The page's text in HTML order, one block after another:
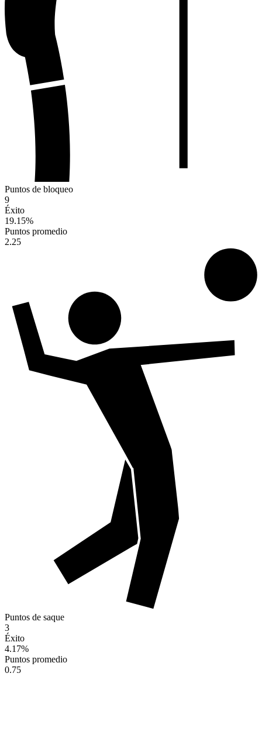
Puntos de bloqueo
9
Éxito
19.15%
Puntos promedio
2.25
Puntos de saque
3
Éxito
4.17%
Puntos promedio
0.75